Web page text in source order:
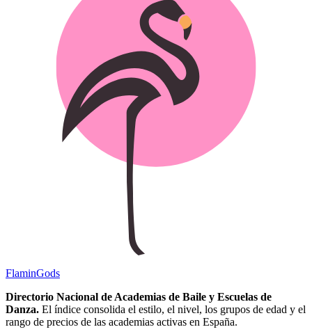
FlaminGods
Directorio Nacional de Academias de Baile y Escuelas de
Danza. El índice consolida el estilo, el nivel, los grupos de edad y el
rango de precios de las academias activas en España.